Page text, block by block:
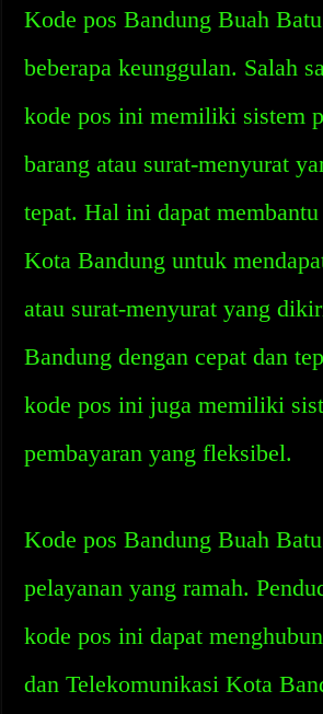
Kode pos Bandung Buah
beberapa keunggulan. Salah
kode pos ini memiliki sistem
barang atau surat-menyurat
tepat. Hal ini dapat
Kota Bandung untuk
atau surat-menyurat yang
Bandung dengan cepat dan
kode pos ini juga memiliki
pembayaran yang fleksibel.
Kode pos Bandung Buah
pelayanan yang ramah.
kode pos ini dapat
dan Telekomunikasi Kota